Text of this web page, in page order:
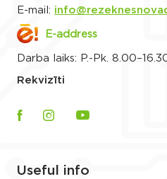
E-mail:
E-address
Darba laiks: P.-Pk.
Rekvizīti
Useful info